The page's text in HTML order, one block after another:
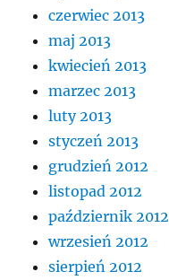
czerwiec 2013
maj 2013
kwiecień 2013
marzec 2013
luty 2013
styczeń 2013
grudzień 2012
listopad 2012
październik 2012
wrzesień 2012
sierpień 2012